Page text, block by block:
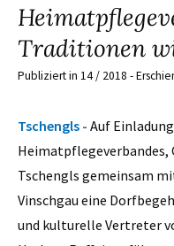
Traditionen
Publiziert in 14 / 2018 -
Tschengls - Auf
Heimatpflegeverbandes,
Tschengls gemeinsam
Vinschgau eine
und kulturelle Vertreter